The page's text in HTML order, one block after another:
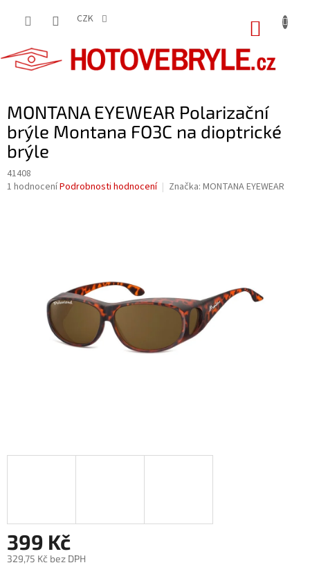
CZK
MONTANA EYEWEAR Polarizační
brýle Montana FO3C na dioptrické
brýle
41408
Průměrné
1 hodnoceníPodrobnosti hodnocení Značka: MONTANA EYEWEAR
399 Kč
329,75 Kč bez DPH